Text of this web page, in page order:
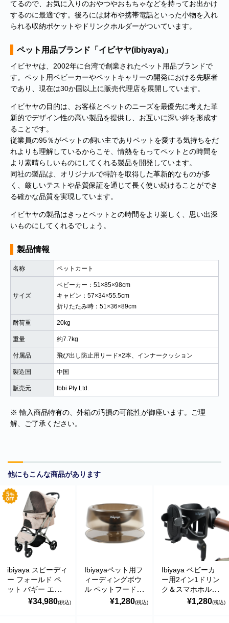
てるので、お気に入りのおやつやおもちゃなどを持ってお出かけ
するのに最適です。後ろには財布や携帯電話といった小物を入れ
られる収納ポケットやドリンクホルダーがついています。
ペット用品ブランド「イビヤヤ(ibiyaya)」
イビヤヤは、2002年に台湾で創業されたペット用品ブランドで
す。ペット用ベビーカーやペットキャリーの開発における先駆者
であり、現在は30か国以上に販売代理店を展開しています。
イビヤヤの目的は、お客様とペットのニーズを最優先に考えた革
新的でデザイン性の高い製品を提供し、お互いに深い絆を形成す
ることです。
従業員の95％がペットの飼い主でありペットを愛する気持ちをだ
れよりも理解しているからこそ、情熱をもってペットとの時間を
より素晴らしいものにしてくれる製品を開発しています。
同社の製品は、オリジナルで特許を取得した革新的なものが多
く、厳しいテストや品質保証を通じて長く使い続けることができ
る確かな品質を実現しています。
イビヤヤの製品はきっとペットとの時間をより楽しく、思い出深
いものにしてくれるでしょう。
製品情報
名称 ペットカート
サイズ
ベビーカー：51×85×98cm
キャビン：57×34×55.5cm
折りたたみ時：51×36×89cm
耐荷重 20kg
重量 約7.7kg
付属品 飛び出し防止用リード×2本、インナークッション
製造国 中国
販売元 Ibbi Pty Ltd.
※ 輸入商品特有の、外箱の汚損の可能性が御座います。ご理
解、ご了承ください。
他にもこんな商品があります
ibiyaya スピーディ
ー フォールド ペ
ット バギー エボ
リューション ワン
¥34,980(税込)
Ibiyayaペット用フ
ィーディングボウ
ル ペットフードボ
ウル 食器 犬 小型
¥1,280(税込)
Ibiyaya ベビーカ
ー用2イン1ドリン
ク＆スマホホルダ
ー ドリンクホルダ
¥1,280(税込)
商品カテゴリー
食品
ペットフード・グッズ